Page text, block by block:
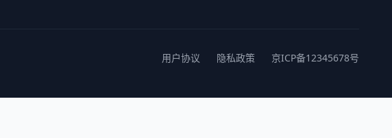
用户协议 隐私政策 京ICP备12345678号